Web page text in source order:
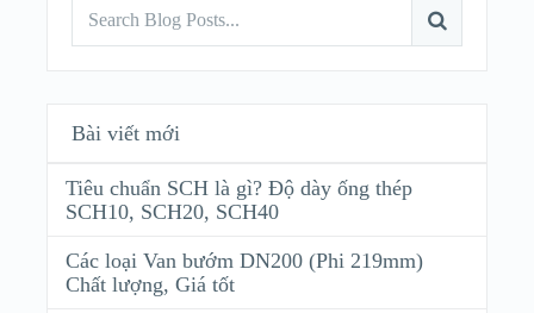
Bài viết mới
Tiêu chuẩn SCH là gì? Độ dày ống thép
SCH10, SCH20, SCH40
Các loại Van bướm DN200 (Phi 219mm)
Chất lượng, Giá tốt